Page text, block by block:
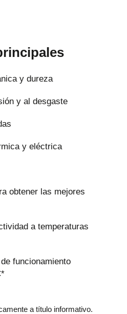
y dureza
y al desgaste
y eléctrica
obtener las mejores
a temperaturas
funcionamiento
a título informativo.